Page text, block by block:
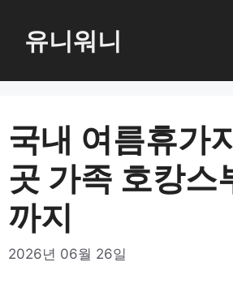
로
유니워니
국내 여름휴가
곳 가족 호캉스
까지
2026년 06월 26일